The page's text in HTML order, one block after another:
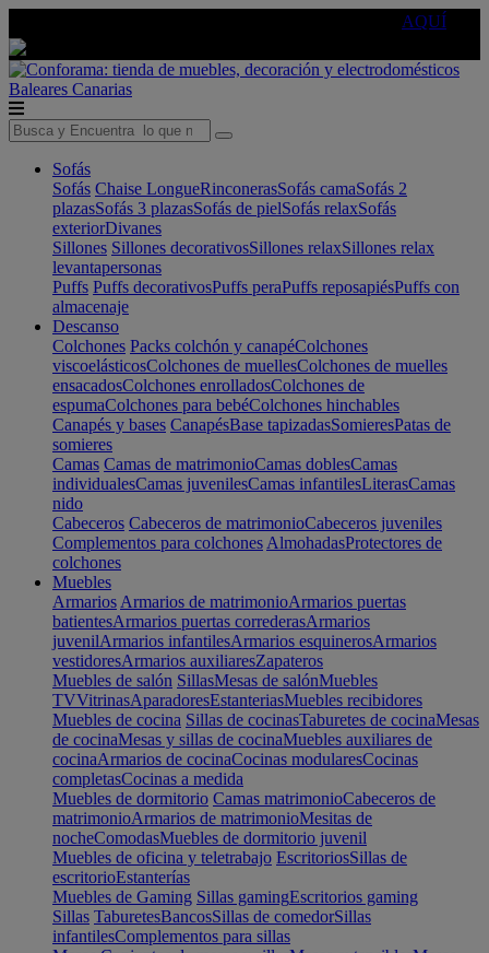
AQUÍ
Baleares Canarias
Sofás
Sofás Chaise LongueRinconerasSofás camaSofás 2
plazasSofás 3 plazasSofás de pielSofás relaxSofás
exteriorDivanes
Sillones Sillones decorativosSillones relaxSillones relax
levantapersonas
Puffs Puffs decorativosPuffs peraPuffs reposapiésPuffs con
almacenaje
Descanso
Colchones Packs colchón y canapéColchones
viscoelásticosColchones de muellesColchones de muelles
ensacadosColchones enrolladosColchones de
espumaColchones para bebéColchones hinchables
Canapés y bases CanapésBase tapizadasSomieresPatas de
somieres
Camas Camas de matrimonioCamas doblesCamas
individualesCamas juvenilesCamas infantilesLiterasCamas
nido
Cabeceros Cabeceros de matrimonioCabeceros juveniles
Complementos para colchones AlmohadasProtectores de
colchones
Muebles
Armarios Armarios de matrimonioArmarios puertas
batientesArmarios puertas correderasArmarios
juvenilArmarios infantilesArmarios esquinerosArmarios
vestidoresArmarios auxiliaresZapateros
Muebles de salón SillasMesas de salónMuebles
TVVitrinasAparadoresEstanteriasMuebles recibidores
Muebles de cocina Sillas de cocinasTaburetes de cocinaMesas
de cocinaMesas y sillas de cocinaMuebles auxiliares de
cocinaArmarios de cocinaCocinas modularesCocinas
completasCocinas a medida
Muebles de dormitorio Camas matrimonioCabeceros de
matrimonioArmarios de matrimonioMesitas de
nocheComodasMuebles de dormitorio juvenil
Muebles de oficina y teletrabajo EscritoriosSillas de
escritorioEstanterías
Muebles de Gaming Sillas gamingEscritorios gaming
Sillas TaburetesBancosSillas de comedorSillas
infantilesComplementos para sillas